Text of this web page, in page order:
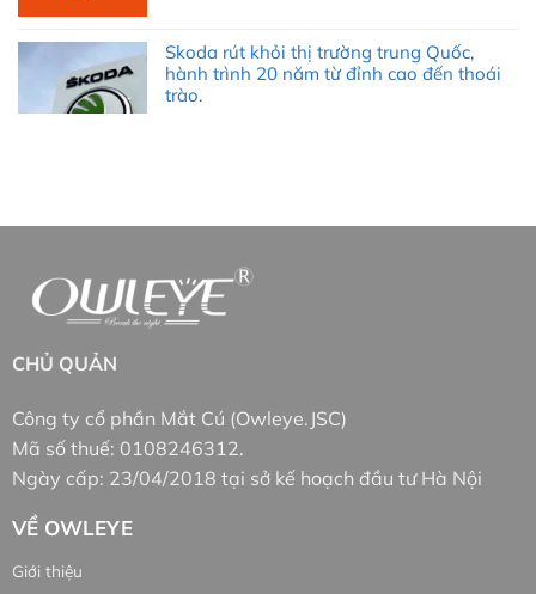
Skoda rút khỏi thị trường trung Quốc,
hành trình 20 năm từ đỉnh cao đến thoái
trào.
CHỦ QUẢN
Công ty cổ phần Mắt Cú (Owleye.JSC)
Mã số thuế: 0108246312.
Ngày cấp: 23/04/2018 tại sở kế hoạch đầu tư Hà Nội
VỀ OWLEYE
Giới thiệu